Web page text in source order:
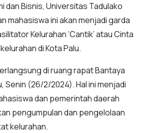
dan Bisnis, Universitas Tadulako
mahasiswa ini akan menjadi garda
Kelurahan ‘Cantik’ atau Cinta
di Kota Palu.
di ruang rapat Bantaya
Senin (26/2/2024). Hal ini menjadi
dan pemerintah daerah
pengumpulan dan pengelolaan
kelurahan.